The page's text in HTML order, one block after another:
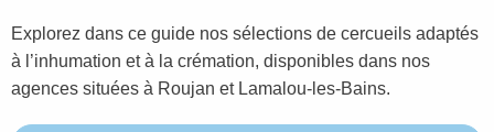
Explorez dans ce guide nos sélections de cercueils adaptés
à l’inhumation et à la crémation, disponibles dans nos
agences situées à Roujan et Lamalou-les-Bains.